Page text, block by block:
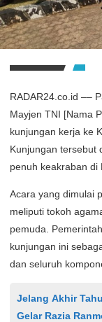
RADAR24.co.id ––
Mayjen TNI [Nama
kunjungan kerja ke
Kunjungan tersebut
penuh keakraban di
Acara yang dimulai
meliputi tokoh
pemuda.
kunjungan ini
dan seluruh
Jelang Akhir
Gelar Razia